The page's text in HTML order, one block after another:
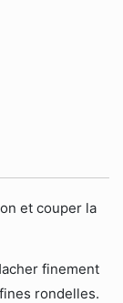
et couper la
finement
rondelles.